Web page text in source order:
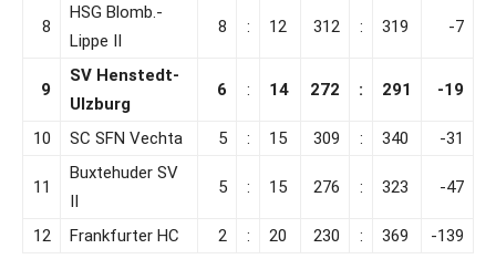
8
HSG Blomb.-
Lippe II
8 : 12 312 : 319 -7
9
SV Henstedt-
Ulzburg
6 : 14 272 : 291 -19
10 SC SFN Vechta 5 : 15 309 : 340 -31
11
Buxtehuder SV
II
5 : 15 276 : 323 -47
12 Frankfurter HC 2 : 20 230 : 369 -139